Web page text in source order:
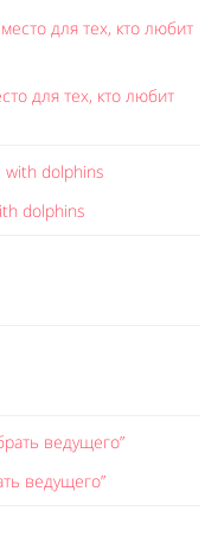
для тех, кто любит
dolphins
ведущего”